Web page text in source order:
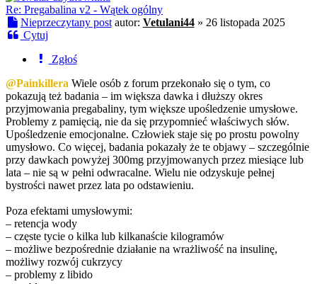
Re: Pregabalina v2 - Wątek ogólny
Nieprzeczytany post autor: Vetulani44» 26 listopada 2025
Cytuj
Zgłoś
@Painkillera Wiele osób z forum przekonało się o tym, co
pokazują też badania – im większa dawka i dłuższy okres
przyjmowania pregabaliny, tym większe upośledzenie umysłowe.
Problemy z pamięcią, nie da się przypomnieć właściwych słów.
Upośledzenie emocjonalne. Człowiek staje się po prostu powolny
umysłowo. Co więcej, badania pokazały że te objawy – szczególnie
przy dawkach powyżej 300mg przyjmowanych przez miesiące lub
lata – nie są w pełni odwracalne. Wielu nie odzyskuje pełnej
bystrości nawet przez lata po odstawieniu.
Poza efektami umysłowymi:
– retencja wody
– częste tycie o kilka lub kilkanaście kilogramów
– możliwe bezpośrednie działanie na wrażliwość na insulinę,
możliwy rozwój cukrzycy
– problemy z libido